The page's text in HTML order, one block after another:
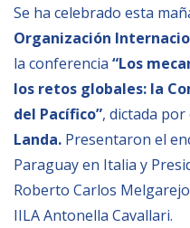
Biblioteca
Publicaciones
OPORTUNIDADES
Convocatorias
Becas
Se ha celebrado esta
Organización
la conferencia “Los
los retos globales: la
del Pacífico”, dictada por
Landa. Presentaron el
Paraguay en Italia y
Roberto Carlos
IILA Antonella Cavallari.